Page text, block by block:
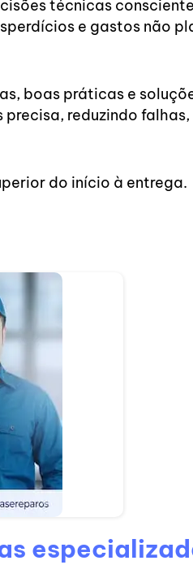
técnicas
e gastos não
boas práticas e
precisa, reduzindo
do início à entrega.